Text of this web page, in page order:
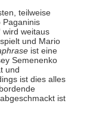
teilweise
Paganinis
wird weitaus
und Mario
ist eine
Semenenko
und
ist dies alles
ist